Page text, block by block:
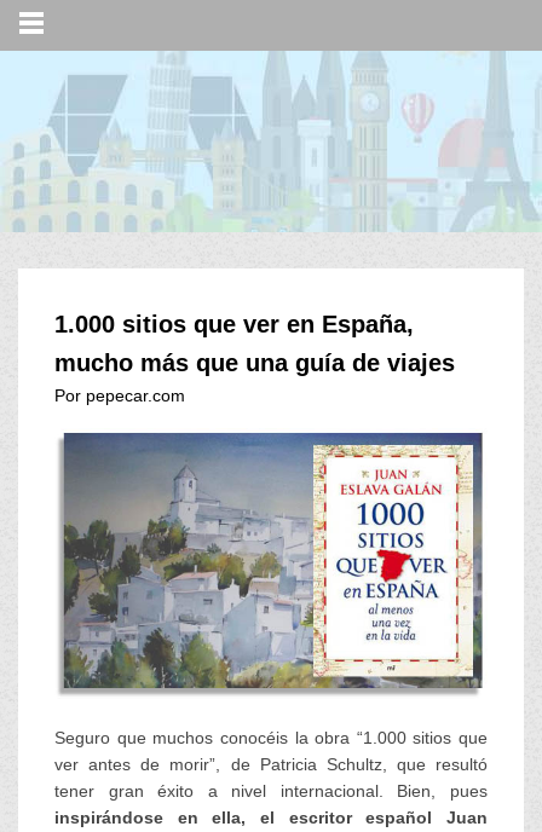
1.000 sitios que ver en España,
mucho más que una guía de viajes
Por pepecar.com
Seguro que muchos conocéis la obra “1.000 sitios que
ver antes de morir”, de Patricia Schultz, que resultó
tener gran éxito a nivel internacional. Bien, pues
inspirándose en ella, el escritor español Juan